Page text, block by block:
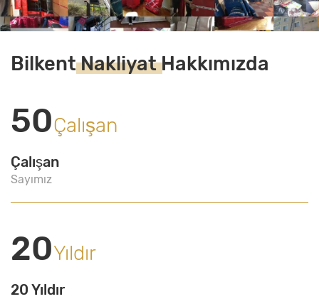
BilkentNakliyatHakkımızda
50Çalışan
Çalışan
Sayımız
20Yıldır
20 Yıldır